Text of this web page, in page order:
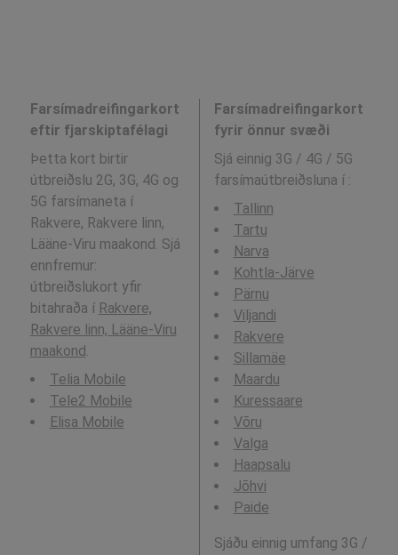
Farsímadreifingarkort
eftir fjarskiptafélagi
Þetta kort birtir
útbreiðslu 2G, 3G, 4G og
5G farsímaneta í
Rakvere, Rakvere linn,
Lääne-Viru maakond. Sjá
ennfremur:
útbreiðslukort yfir
bitahraða í Rakvere,
Rakvere linn, Lääne-Viru
maakond.
Telia Mobile
Tele2 Mobile
Elisa Mobile
Farsímadreifingarkort
fyrir önnur svæði
Sjá einnig 3G / 4G / 5G
farsímaútbreiðsluna í :
Tallinn
Tartu
Narva
Kohtla-Järve
Pärnu
Viljandi
Rakvere
Sillamäe
Maardu
Kuressaare
Võru
Valga
Haapsalu
Jõhvi
Paide
Sjáðu einnig umfang 3G /